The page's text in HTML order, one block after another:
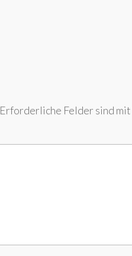
Erforderliche Felder sind mit